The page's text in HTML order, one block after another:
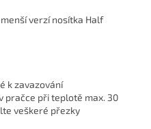
verzí nosítka Half
k zavazování
pračce při teplotě max. 30
veškeré přezky